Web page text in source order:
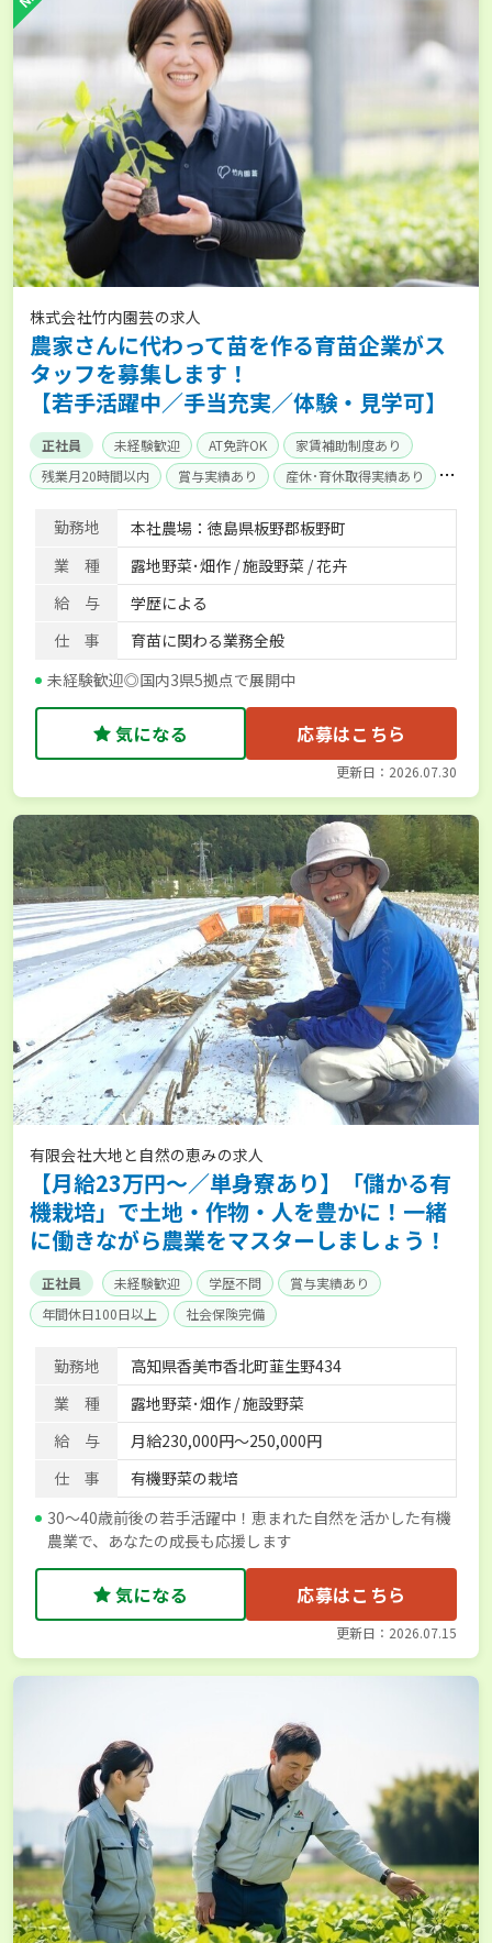
株式会社竹内園芸の求人
農家さんに代わって苗を作る育苗企業がス
タッフを募集します！
【若手活躍中／手当充実／体験・見学可】
正社員 未経験歓迎 AT免許OK
家賃補助制度あり
残業月20時間以内
賞与実績あり
産休･育休取得実績あり
社会保険完備
勤務地
本社農場：徳島県板野郡板野町
業 種
露地野菜･畑作 / 施設野菜 / 花卉
給 与
学歴による
仕 事
育苗に関わる業務全般
未経験歓迎◎国内3県5拠点で展開中
気になる 応募はこちら
更新日：2026.07.30
有限会社大地と自然の恵みの求人
【月給23万円～／単身寮あり】「儲かる有
機栽培」で土地・作物・人を豊かに！一緒
に働きながら農業をマスターしましょう！
正社員 未経験歓迎 学歴不問
賞与実績あり
年間休日100日以上
社会保険完備
勤務地
高知県香美市香北町韮生野434
業 種
露地野菜･畑作 / 施設野菜
給 与
月給230,000円〜250,000円
仕 事
有機野菜の栽培
30～40歳前後の若手活躍中！恵まれた自然を活かした有機
農業で、あなたの成長も応援します
気になる 応募はこちら
更新日：2026.07.15